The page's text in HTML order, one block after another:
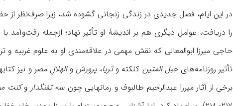
در این ایام، فصل جدیدی در زندگی زنجانی گشوده شد، زیرا صرف‌نظر
را دریافت، عوامل دیگری هم بر اندیشۀ او تأثیر نهاد؛ ازجمله ‌رفت‌وآمد
حاجی میرزا ابوالمعالی که نقش مهمی در علاقه‌مند‌ی او به علوم غربیه و
تأثیر روزنامه‌هایحبل المتین کلکته وثریا، پرورش والهلالِمصر و نیز
برخی از آثار میرزا عبدالرحیم طالبوف و رمانهایی چون سه تفنگدار وکنت